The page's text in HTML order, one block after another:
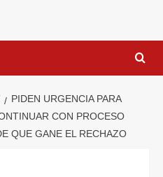
PIDEN URGENCIA PARA
CON PROCESO
QUE GANE EL RECHAZO